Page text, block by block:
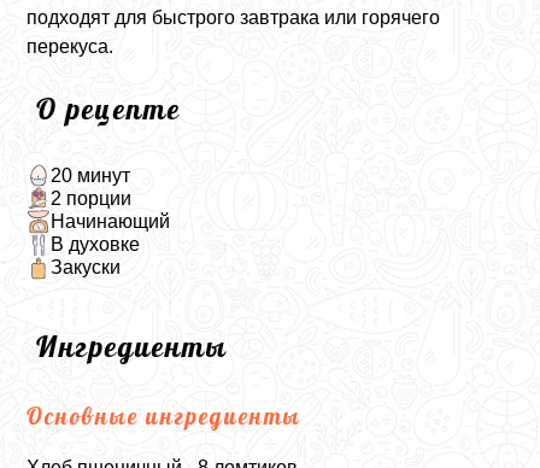
подходят для быстрого завтрака или горячего
перекуса.
О рецепте
20 минут
2 порции
Начинающий
В духовке
Закуски
Ингредиенты
Основные ингредиенты